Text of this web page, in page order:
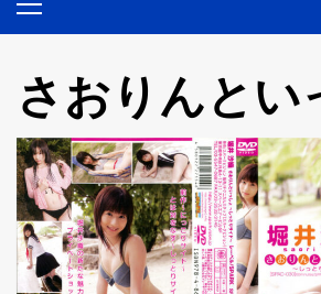
Menu
さおりんとい